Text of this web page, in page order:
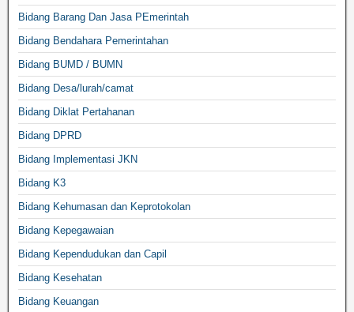
Bidang Barang Dan Jasa PEmerintah
Bidang Bendahara Pemerintahan
Bidang BUMD / BUMN
Bidang Desa/lurah/camat
Bidang Diklat Pertahanan
Bidang DPRD
Bidang Implementasi JKN
Bidang K3
Bidang Kehumasan dan Keprotokolan
Bidang Kepegawaian
Bidang Kependudukan dan Capil
Bidang Kesehatan
Bidang Keuangan